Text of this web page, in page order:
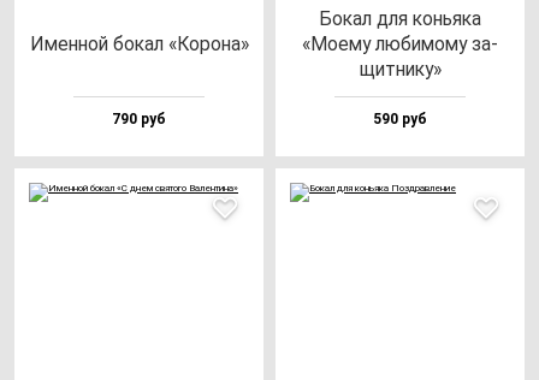
Имен­ной бо­кал «Коро­на»
790 руб
Бокал для конь­яка
«Моему лю­би­мо­му за­
щит­ни­ку»
590 руб